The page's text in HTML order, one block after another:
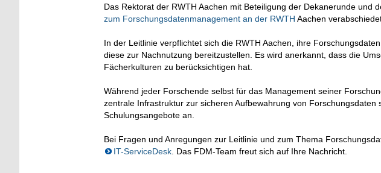
Das Rektorat der RWTH Aachen mit Beteiligung der Dekanerunde und
zum Forschungsdatenmanagement an der RWTH Aachen
In der Leitlinie verpflichtet sich die RWTH Aachen, ihre
diese zur Nachnutzung bereitzustellen. Es wird anerkannt, dass die
Fächerkulturen zu berücksichtigen hat.
Während jeder Forschende selbst für das Management seiner
zentrale Infrastruktur zur sicheren Aufbewahrung von Forschungsdaten
Schulungsangebote an.
Bei Fragen und Anregungen zur Leitlinie und zum Thema
IT-ServiceDesk . Das FDM-Team freut sich auf Ihre Nachricht.